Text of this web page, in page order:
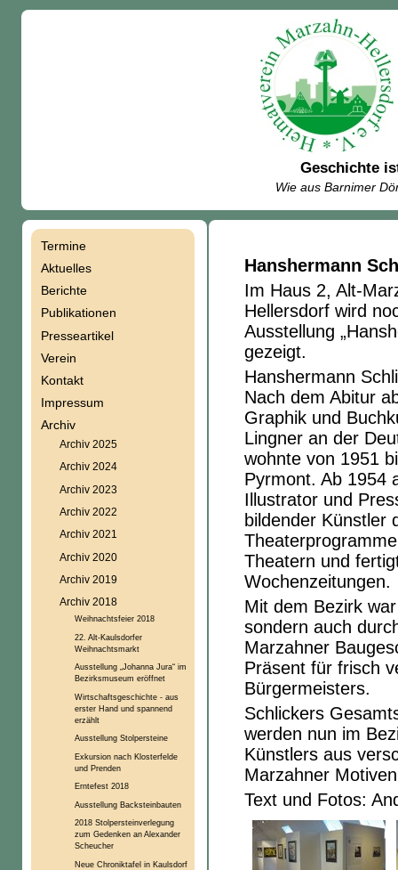
Geschichte
Wie aus Barnimer
Hanshermann
Im Haus 2, Alt-
Hellersdorf wird
Ausstellung
gezeigt.
Hanshermann
Nach dem Abitur
Graphik und
Lingner an der
wohnte von 1951
Pyrmont. Ab 1954
Illustrator und
bildender Künstler
Theatern und
Wochenzeitungen.
Mit dem Bezirk
sondern auch
Marzahner
Präsent für frisch
Bürgermeisters.
Schlickers
werden nun im
Künstlers aus
Marzahner
Text und Fotos:
Termine
Aktuelles
Berichte
Publikationen
Presseartikel
Verein
Kontakt
Impressum
Archiv
Archiv 2025
Archiv 2024
Archiv 2023
Archiv 2022
Archiv 2021
Archiv 2020
Archiv 2019
Archiv 2018
Weihnachtsfeier 2018
22. Alt-Kaulsdorfer
Weihnachtsmarkt
Ausstellung „Johanna Jura“ im
Bezirksmuseum eröffnet
Wirtschaftsgeschichte - aus
erster Hand und spannend
erzählt
Ausstellung Stolpersteine
Exkursion nach Klosterfelde
und Prenden
Erntefest 2018
Ausstellung Backsteinbauten
2018 Stolpersteinverlegung
zum Gedenken an Alexander
Scheucher
Neue Chroniktafel in Kaulsdorf